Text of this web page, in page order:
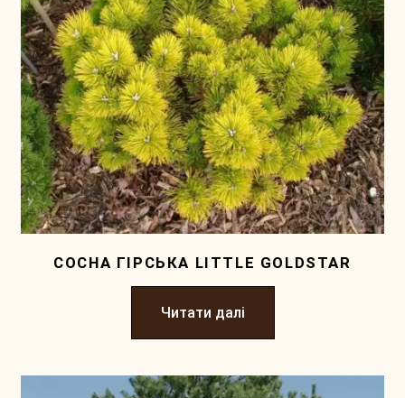
СОСНА ГІРСЬКА LITTLE GOLDSTAR
Читати далі